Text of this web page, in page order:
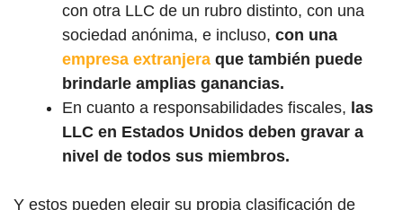
con otra LLC de un rubro distinto, con una
sociedad anónima, e incluso, con una
empresa extranjera que también puede
brindarle amplias ganancias.
En cuanto a responsabilidades fiscales, las
LLC en Estados Unidos deben gravar a
nivel de todos sus miembros.
Y estos pueden elegir su propia clasificación de